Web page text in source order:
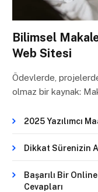
Bilimsel
Web Sitesi
Ödevlerde,
olmaz bir kaynak:
2025 Yazılımcı
Dikkat Sürenizin
Başarılı Bir
Cevapları